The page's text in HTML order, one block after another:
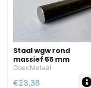
Staal wgw rond
massief 55 mm
GoedMetaal
€23,38